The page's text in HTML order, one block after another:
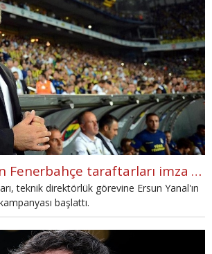
Ersun Yanal için Fenerbahçe taraftarları imza kampanyası başlattı
teknik direktörlük görevine Ersun Yanal'ın
başlattı.